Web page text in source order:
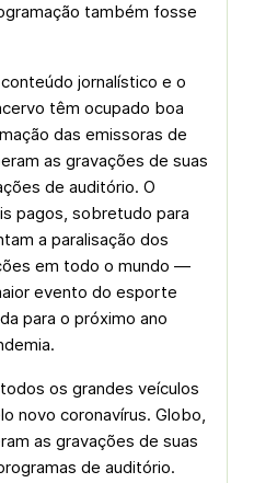
também fosse
jornalístico e o
têm ocupado boa
das emissoras de
as gravações de suas
de auditório. O
pagos, sobretudo para
a paralisação dos
em todo o mundo —
evento do esporte
para o próximo ano
os grandes veículos
novo coronavírus. Globo,
as gravações de suas
de auditório.